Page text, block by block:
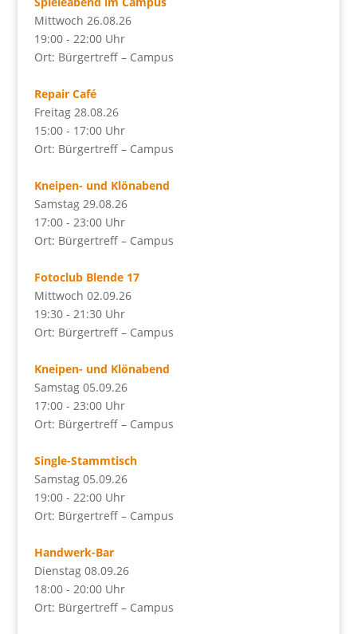
Mittwoch 26.08.26
19:00 - 22:00 Uhr
Ort: Bürgertreff – Campus
Repair Café
Freitag 28.08.26
15:00 - 17:00 Uhr
Ort: Bürgertreff – Campus
Kneipen- und Klönabend
Samstag 29.08.26
17:00 - 23:00 Uhr
Ort: Bürgertreff – Campus
Fotoclub Blende 17
Mittwoch 02.09.26
19:30 - 21:30 Uhr
Ort: Bürgertreff – Campus
Kneipen- und Klönabend
Samstag 05.09.26
17:00 - 23:00 Uhr
Ort: Bürgertreff – Campus
Single-Stammtisch
Samstag 05.09.26
19:00 - 22:00 Uhr
Ort: Bürgertreff – Campus
Handwerk-Bar
Dienstag 08.09.26
18:00 - 20:00 Uhr
Ort: Bürgertreff – Campus